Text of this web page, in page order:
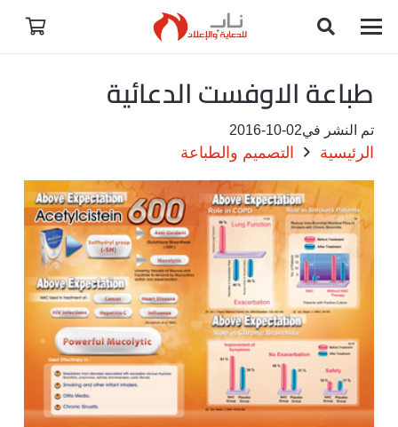
طباعة الاوفست الدعائية
تم النشر في2016-10-02
الرئيسية التصميم والطباعة